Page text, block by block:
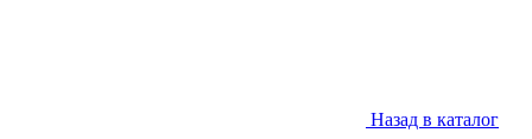
Назад в каталог